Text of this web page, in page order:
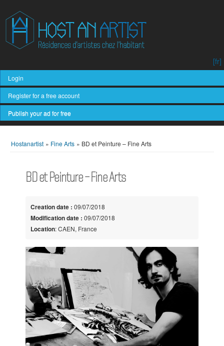
Login
Register for a free account
[fr]
Publish your ad for free
Hostanartist » Fine Arts » BD et Peinture – Fine Arts
BD et Peinture – Fine Arts
Creation date : 09/07/2018
Modification date : 09/07/2018
Location: CAEN, France